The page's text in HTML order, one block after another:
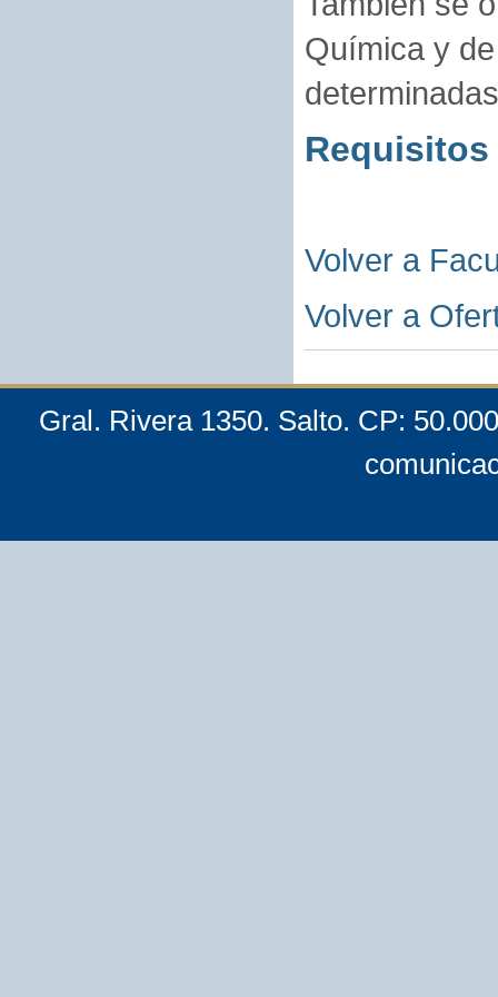
Química y
Volver a
Volver a
Gral. Rivera 1350. Salto. CP: